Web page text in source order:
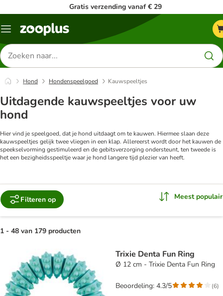
Gratis verzending vanaf € 29
Menu
Zoeken
naar
producten
Hond Hondenspeelgoed Kauwspeeltjes
Uitdagende kauwspeeltjes voor uw
hond
Hier vind je speelgoed, dat je hond uitdaagt om te kauwen. Hiermee slaan deze
kauwspeeltjes gelijk twee vliegen in een klap. Allereerst wordt door het kauwen de
speekselvorming gestimuleerd en de gebitsverzorging ondersteunt, ten tweede is
het een bezigheidsspeeltje waar je hond langere tijd plezier van heeft.
Filteren op Meest populair
1 - 48 van 179 producten
Trixie Denta Fun Ring
Ø 12 cm - Trixie Denta Fun Ring
Beoordeling: 4.3/5 (6)